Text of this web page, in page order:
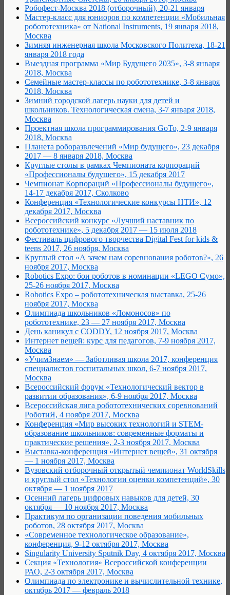
Робофест-Москва 2018 (отборочный), 20-21 января
Мастер-класс для юниоров по компетенции «Мобильная
робототехника» от National Instruments, 19 января 2018,
Москва
Зимняя инженерная школа Московского Политеха, 18-21
января 2018 года
Выездная программа «Мир Будущего 2035», 3-8 января
2018, Москва
Семейные мастер-классы по робототехнике, 3-8 января
2018, Москва
Зимний городской лагерь науки для детей и
школьников. Технологическая смена, 3-7 января 2018,
Москва
Проектная школа программирования GoTo, 2-9 января
2018, Москва
Планета роборазвлечений «Мир будущего», 23 декабря
2017 — 8 января 2018, Москва
Круглые столы в рамках Чемпионата корпораций
«Профессионалы будущего», 15 декабря 2017
Чемпионат Корпораций «Профессионалы будущего»,
14-17 декабря 2017, Сколково
Конференция «Технологические конкурсы НТИ», 12
декабря 2017, Москва
Всероссийский конкурс «Лучший наставник по
робототехнике», 5 декабря 2017 — 15 июля 2018
Фестиваль цифрового творчества Digital Fest for kids &
teens 2017, 26 ноября, Москва
Круглый стол «А зачем нам соревнования роботов?», 26
ноября 2017, Москва
Robotics Expo: бои роботов в номинации «LEGO Сумо»,
25-26 ноября 2017, Москва
Robotics Expo – робототехническая выставка, 25-26
ноября 2017, Москва
Олимпиада школьников «Ломоносов» по
робототехнике, 23 — 27 ноября 2017, Москва
День каникул с CODDY, 12 ноября 2017, Москва
Интернет вещей: курс для педагогов, 7-9 ноября 2017,
Москва
«УчимЗнаем» — Заботливая школа 2017, конференция
специалистов госпитальных школ, 6-7 ноября 2017,
Москва
Всероссийский форум «Технологический вектор в
развитии образования», 6-9 ноября 2017, Москва
Всероссийская лига робототехнических соревнований
РоботиЯ, 4 ноября 2017, Москва
Конференция «Мир высоких технологий и STEM-
образование школьников: современные форматы и
практические решения», 2-3 ноября 2017, Москва
Выставка-конференция «Интернет вещей», 31 октября
— 1 ноября 2017, Москва
Вузовский отборочный открытый чемпионат WorldSkills
и круглый стол «Технологии оценки компетенций», 30
октября — 1 ноября 2017
Осенний лагерь цифровых навыков для детей, 30
октября — 10 ноября 2017, Москва
Практикум по организации поведения мобильных
роботов, 28 октября 2017, Москва
«Современное технологическое образование»,
конференция, 9-12 октября 2017, Москва
Singularity University Sputnik Day, 4 октября 2017, Москва
Cекция «Технология» Всероссийской конференции
РАО, 2-3 октября 2017, Москва
Олимпиада по электронике и вычислительной технике,
октябрь 2017 — февраль 2018